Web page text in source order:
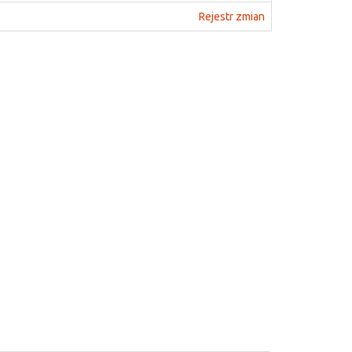
Rejestr zmian